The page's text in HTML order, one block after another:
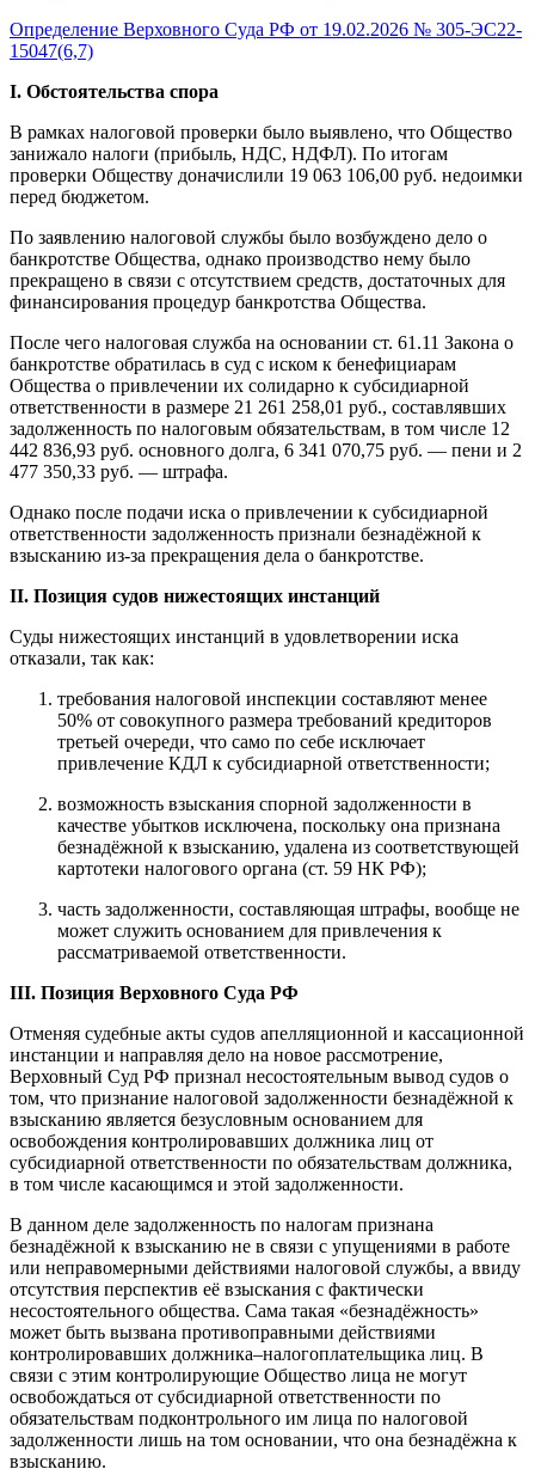
Определение Верховного Суда РФ от 19.02.2026 № 305-ЭС22-
15047(6,7)
I. Обстоятельства спора
В рамках налоговой проверки было выявлено, что Общество
занижало налоги (прибыль, НДС, НДФЛ). По итогам
проверки Обществу доначислили 19 063 106,00 руб. недоимки
перед бюджетом.
По заявлению налоговой службы было возбуждено дело о
банкротстве Общества, однако производство нему было
прекращено в связи с отсутствием средств, достаточных для
финансирования процедур банкротства Общества.
После чего налоговая служба на основании ст. 61.11 Закона о
банкротстве обратилась в суд с иском к бенефициарам
Общества о привлечении их солидарно к субсидиарной
ответственности в размере 21 261 258,01 руб., составлявших
задолженность по налоговым обязательствам, в том числе 12
442 836,93 руб. основного долга, 6 341 070,75 руб. — пени и 2
477 350,33 руб. — штрафа.
Однако после подачи иска о привлечении к субсидиарной
ответственности задолженность признали безнадёжной к
взысканию из-за прекращения дела о банкротстве.
II. Позиция судов нижестоящих инстанций
Суды нижестоящих инстанций в удовлетворении иска
отказали, так как:
требования налоговой инспекции составляют менее
50% от совокупного размера требований кредиторов
третьей очереди, что само по себе исключает
привлечение КДЛ к субсидиарной ответственности;
возможность взыскания спорной задолженности в
качестве убытков исключена, поскольку она признана
безнадёжной к взысканию, удалена из соответствующей
картотеки налогового органа (ст. 59 НК РФ);
часть задолженности, составляющая штрафы, вообще не
может служить основанием для привлечения к
рассматриваемой ответственности.
III. Позиция Верховного Суда РФ
Отменяя судебные акты судов апелляционной и кассационной
инстанции и направляя дело на новое рассмотрение,
Верховный Суд РФ признал несостоятельным вывод судов о
том, что признание налоговой задолженности безнадёжной к
взысканию является безусловным основанием для
освобождения контролировавших должника лиц от
субсидиарной ответственности по обязательствам должника,
в том числе касающимся и этой задолженности.
В данном деле задолженность по налогам признана
безнадёжной к взысканию не в связи с упущениями в работе
или неправомерными действиями налоговой службы, а ввиду
отсутствия перспектив её взыскания с фактически
несостоятельного общества. Сама такая «безнадёжность»
может быть вызвана противоправными действиями
контролировавших должника–налогоплательщика лиц. В
связи с этим контролирующие Общество лица не могут
освобождаться от субсидиарной ответственности по
обязательствам подконтрольного им лица по налоговой
задолженности лишь на том основании, что она безнадёжна к
взысканию.